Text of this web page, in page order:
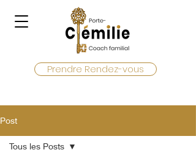
Prendre Rendez-vous
Post
Tous les Posts